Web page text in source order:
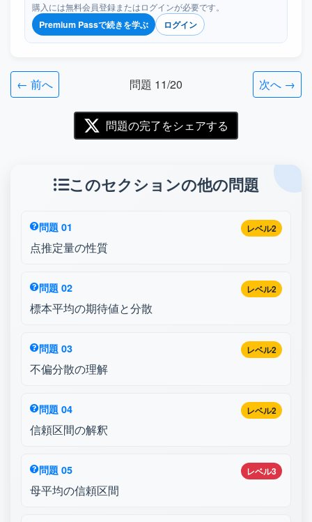
購入には無料会員登録またはログインが必要です。
Premium Passで続きを学ぶ
ログイン
← 前へ 問題 11/20 次へ →
問題の完了をシェアする
このセクションの他の問題
レベル2
問題 01
点推定量の性質
レベル2
問題 02
標本平均の期待値と分散
レベル2
問題 03
不偏分散の理解
レベル2
問題 04
信頼区間の解釈
レベル3
問題 05
母平均の信頼区間